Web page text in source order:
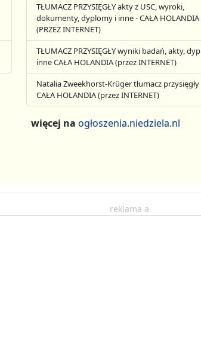
TŁUMACZ PRZYSIĘGŁY akty z USC, wyroki,
dokumenty, dyplomy i inne - CAŁA HOLANDIA
(PRZEZ INTERNET)
TŁUMACZ PRZYSIĘGŁY wyniki badań, akty,
inne CAŁA HOLANDIA (przez INTERNET)
Natalia Zweekhorst-Krüger tłumacz przysięgły
CAŁA HOLANDIA (przez INTERNET)
więcej naogłoszenia.niedziela.nl
reklama a